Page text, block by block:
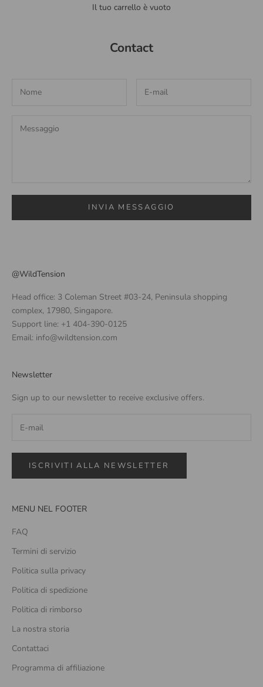
Il tuo carrello è vuoto
Contact
INVIA MESSAGGIO
@WildTension
Head office: 3 Coleman Street #03-24, Peninsula shopping
complex, 17980, Singapore.
Support line: +1 404-390-0125
Email: info@wildtension.com
Newsletter
Sign up to our newsletter to receive exclusive offers.
ISCRIVITI ALLA NEWSLETTER
MENU NEL FOOTER
FAQ
Termini di servizio
Politica sulla privacy
Politica di spedizione
Politica di rimborso
La nostra storia
Contattaci
Programma di affiliazione